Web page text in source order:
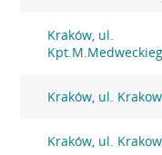
Kraków, ul.
Kraków, ul.
Kraków, ul.